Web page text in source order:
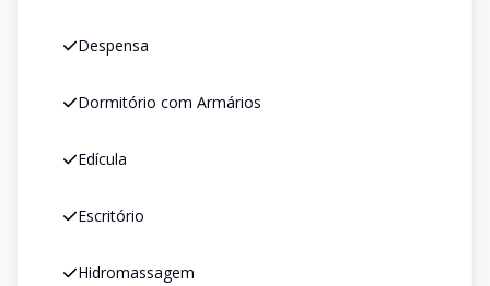
Despensa
Dormitório com Armários
Edícula
Escritório
Hidromassagem